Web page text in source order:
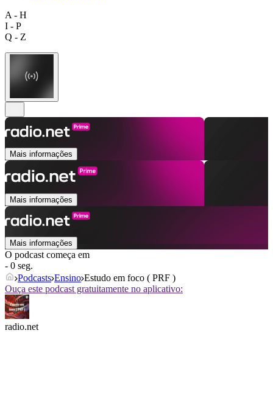
A - H
I - P
Q - Z
Mais informações
Mais informações
Mais informações
O podcast começa em
- 0 seg.
Podcasts Ensino Estudo em foco ( PRF )
Ouça este podcast gratuitamente no aplicativo:
radio.net